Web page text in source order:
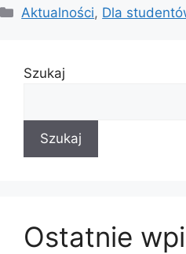
Kategorie
Aktualności, Dla
Szukaj
Szukaj
Ostatnie